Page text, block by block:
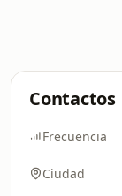
Contactos
Frecuencia
Ciudad